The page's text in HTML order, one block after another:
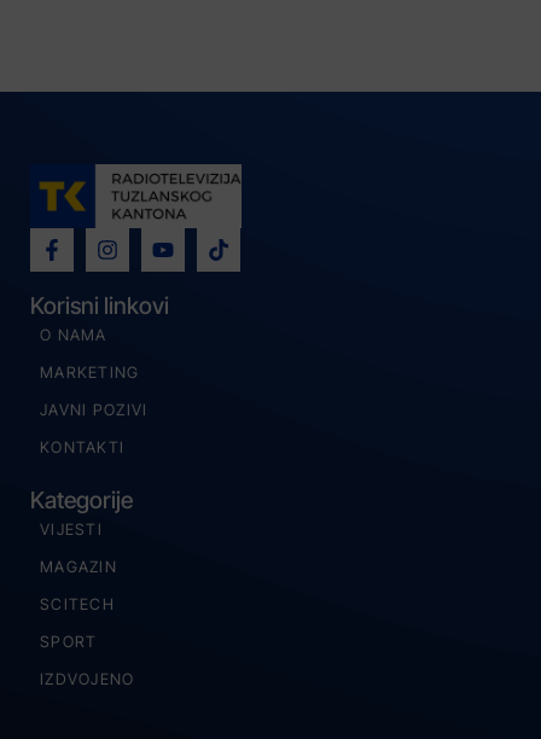
Korisni linkovi
O NAMA
MARKETING
JAVNI POZIVI
KONTAKTI
Kategorije
VIJESTI
MAGAZIN
SCITECH
SPORT
IZDVOJENO